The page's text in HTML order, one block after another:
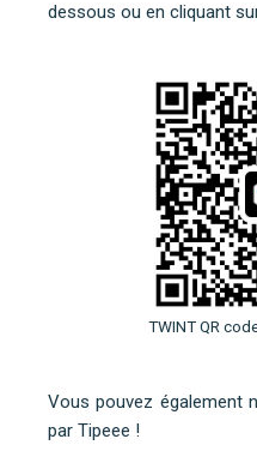
dessous ou en cliquant
TWINT QR
Vous pouvez également
par Tipeee !